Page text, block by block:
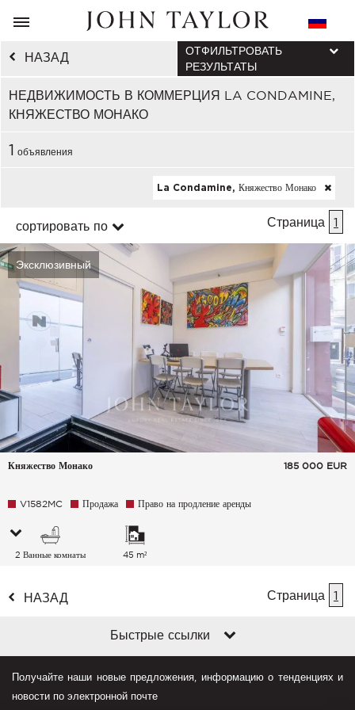
НАЗАД
НЕДВИЖИМОСТЬ В КОММЕРЦИЯ LA CONDAMINE,
КНЯЖЕСТВО МОНАКО
ОТФИЛЬТРОВАТЬ
РЕЗУЛЬТАТЫ
1 объявления
La Condamine, Княжество Монако
сортировать по Страница 1
Эксклюзивный
Княжество Монако 185 000 EUR
V1582MC Продажа Право на продление аренды
2 Ванные комнаты 45 m²
НАЗАД Страница 1
Быстрые ссылки
Получайте наши новые предложения, информацию о тенденциях и
новости по электронной почте